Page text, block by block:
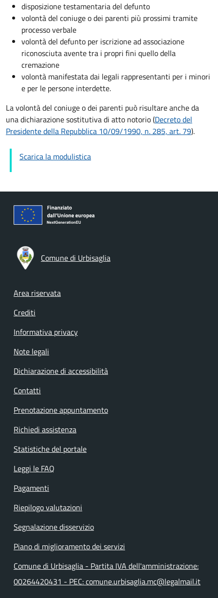
disposizione testamentaria del defunto
volontà del coniuge o dei parenti più prossimi tramite
processo verbale
volontà del defunto per iscrizione ad associazione
riconosciuta avente tra i propri fini quello della
cremazione
volontà manifestata dai legali rappresentanti per i minori
e per le persone interdette.
La volontà del coniuge o dei parenti può risultare anche da
una dichiarazione sostitutiva di atto notorio (Decreto del
Presidente della Repubblica 10/09/1990, n. 285, art. 79).
Scarica la modulistica
Comune di Urbisaglia
Footer menu
Area riservata
Crediti
Informativa privacy
Note legali
Dichiarazione di accessibilità
Contatti
Prenotazione appuntamento
Richiedi assistenza
Statistiche del portale
Leggi le FAQ
Pagamenti
Riepilogo valutazioni
Segnalazione disservizio
Piano di miglioramento dei servizi
Comune di Urbisaglia - Partita IVA dell'amministrazione:
00264420431 - PEC: comune.urbisaglia.mc@legalmail.it